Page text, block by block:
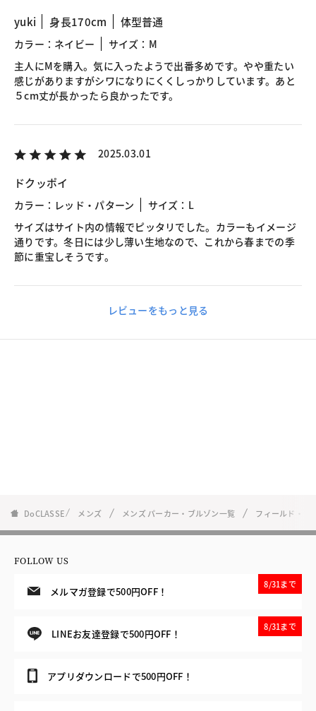
yuki 身長170cm 体型普通
カラー：ネイビー
サイズ：M
主人にMを購入。気に入ったようで出番多めです。やや重たい
感じがありますがシワになりにくくしっかりしています。あと
５cm丈が長かったら良かったです。
2025.03.01
ドクッポイ
カラー：レッド・パターン
サイズ：L
サイズはサイト内の情報でピッタリでした。カラーもイメージ
通りです。冬日には少し薄い生地なので、これから春までの季
節に重宝しそうです。
レビューをもっと見る
DoCLASSE メンズ メンズ パーカー・ブルゾン一覧 フィールド・フ
FOLLOW US
メルマガ登録で500円OFF！
8/31まで
LINEお友達登録で500円OFF！
8/31まで
アプリダウンロードで500円OFF！